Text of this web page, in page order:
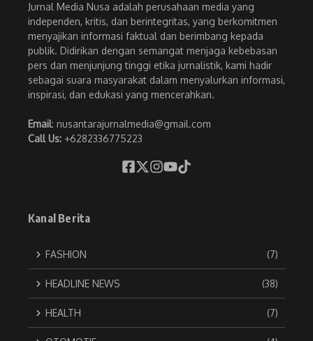
Jurnal Media Nusa adalah perusahaan media yang
independen, kritis, dan berintegritas, yang berkomitmen
menyajikan informasi faktual dan berimbang kepada
publik. Didirikan dengan semangat menjaga kebebasan
pers dan menjunjung tinggi etika jurnalistik, kami hadir
sebagai suara masyarakat dalam menyalurkan informasi,
inspirasi, dan edukasi yang mencerahkan.
Email: nusantarajurnalmedia@gmail.com
Call Us: +6282336775223
Kanal Berita
FASHION (7)
HEADLINE NEWS (38)
HEALTH (7)